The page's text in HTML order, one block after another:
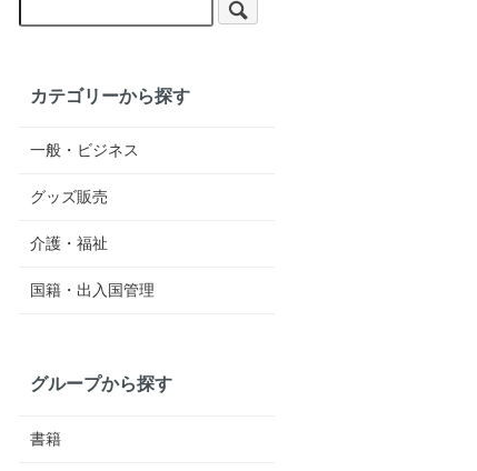
カテゴリーから探す
一般・ビジネス
グッズ販売
介護・福祉
国籍・出入国管理
グループから探す
書籍